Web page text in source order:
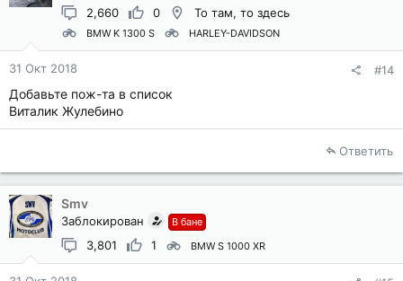
2,660 0 То там, то здесь
BMW K 1300 S HARLEY-DAVIDSON
31 Окт 2018 #14
Добавьте пож-та в список
Виталик Жулебино
Ответить
Smv
Заблокирован В бане
3,801 1 BMW S 1000 XR